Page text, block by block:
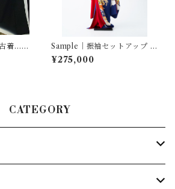
着…佐
Sample｜振袖セットアップ …
雲重ね吉祥花冊子文／赤三越
縮緬
¥275,000
CATEGORY